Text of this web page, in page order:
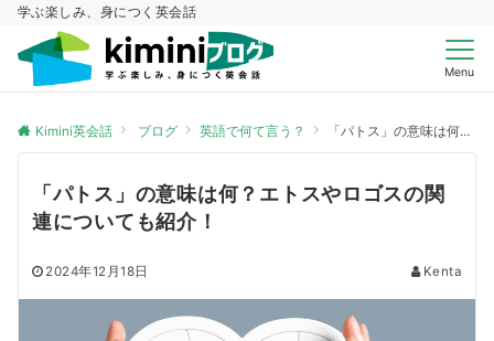
学ぶ楽しみ、身につく英会話
Menu
Kimini英会話 ブログ 英語で何て言う？ 「パトス」の意味は何？エトスやロゴスの関連についても紹介！
「パトス」の意味は何？エトスやロゴスの関
連についても紹介！
2024年12月18日 Kenta